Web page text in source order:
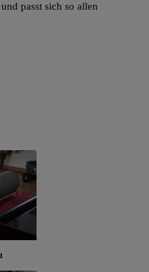
passt sich so allen